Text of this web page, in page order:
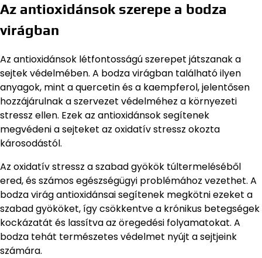
Az antioxidánsok szerepe a bodza
virágban
Az antioxidánsok létfontosságú szerepet játszanak a
sejtek védelmében. A bodza virágban található ilyen
anyagok, mint a quercetin és a kaempferol, jelentősen
hozzájárulnak a szervezet védelméhez a környezeti
stressz ellen. Ezek az antioxidánsok segítenek
megvédeni a sejteket az oxidatív stressz okozta
károsodástól.
Az oxidatív stressz a szabad gyökök túltermeléséből
ered, és számos egészségügyi problémához vezethet. A
bodza virág antioxidánsai segítenek megkötni ezeket a
szabad gyököket, így csökkentve a krónikus betegségek
kockázatát és lassítva az öregedési folyamatokat. A
bodza tehát természetes védelmet nyújt a sejtjeink
számára.